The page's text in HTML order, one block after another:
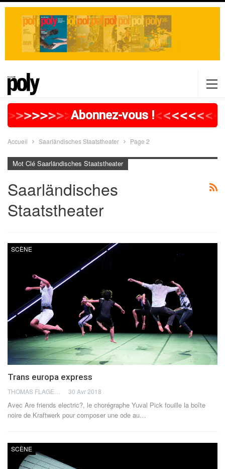
>>>>>>>>>>>>>>>>>
Abonnez-vous !<<<<<<<<
Accueil Saarländisches Staatstheater Page 2
Mot Clé Saarländisches Staatstheater
Saarländisches
Staatstheater
SCÈNE
Trans europa express
30 Avr 2018
Avec Are friends electric?, le chorégraphe Yuval Pick fouille la boîte
noire de Kraftwerk pour composer une ode au…
SCÈNE